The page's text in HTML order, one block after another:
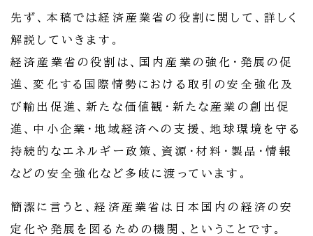
先ず、本稿では経済産業省の役割に関して、詳しく
解説していきます。
経済産業省の役割は、国内産業の強化・発展の促
進、変化する国際情勢における取引の安全強化及
び輸出促進、新たな価値観・新たな産業の創出促
進、中小企業・地域経済への支援、地球環境を守る
持続的なエネルギー政策、資源・材料・製品・情報
などの安全強化など多岐に渡っています。
簡潔に言うと、経済産業省は日本国内の経済の安
定化や発展を図るための機関、ということです。